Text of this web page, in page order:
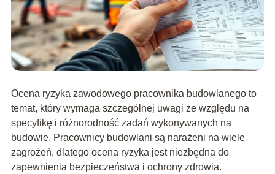
Ocena ryzyka zawodowego pracownika budowlanego to
temat, który wymaga szczególnej uwagi ze względu na
specyfikę i różnorodność zadań wykonywanych na
budowie. Pracownicy budowlani są narażeni na wiele
zagrożeń, dlatego ocena ryzyka jest niezbędna do
zapewnienia bezpieczeństwa i ochrony zdrowia.